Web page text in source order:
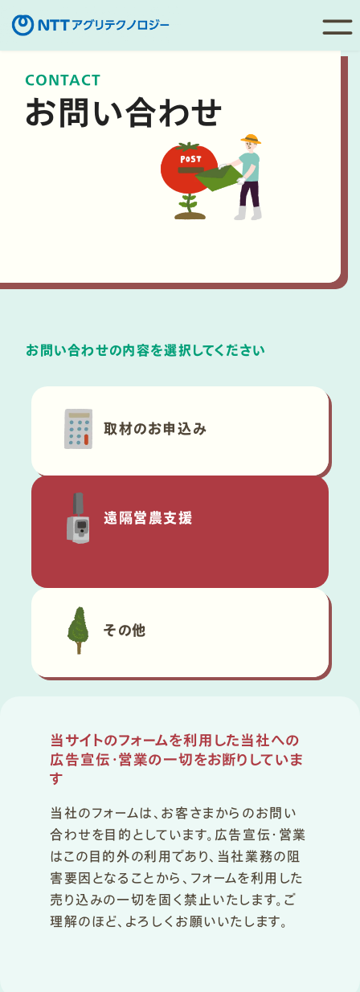
CONTACT
お問い合わせ
お問い合わせの内容を選択してください
取材のお申込み
遠隔営農支援
その他
当サイトのフォームを利用した当社への
広告宣伝・営業の一切をお断りしていま
す
当社のフォームは、お客さまからのお問い
合わせを目的としています。広告宣伝・営業
はこの目的外の利用であり、当社業務の阻
害要因となることから、フォームを利用した
売り込みの一切を固く禁止いたします。ご
理解のほど、よろしくお願いいたします。